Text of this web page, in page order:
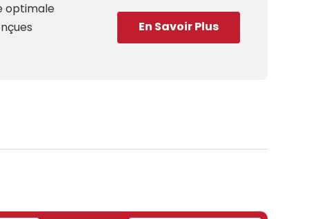
optimale
En Savoir Plus